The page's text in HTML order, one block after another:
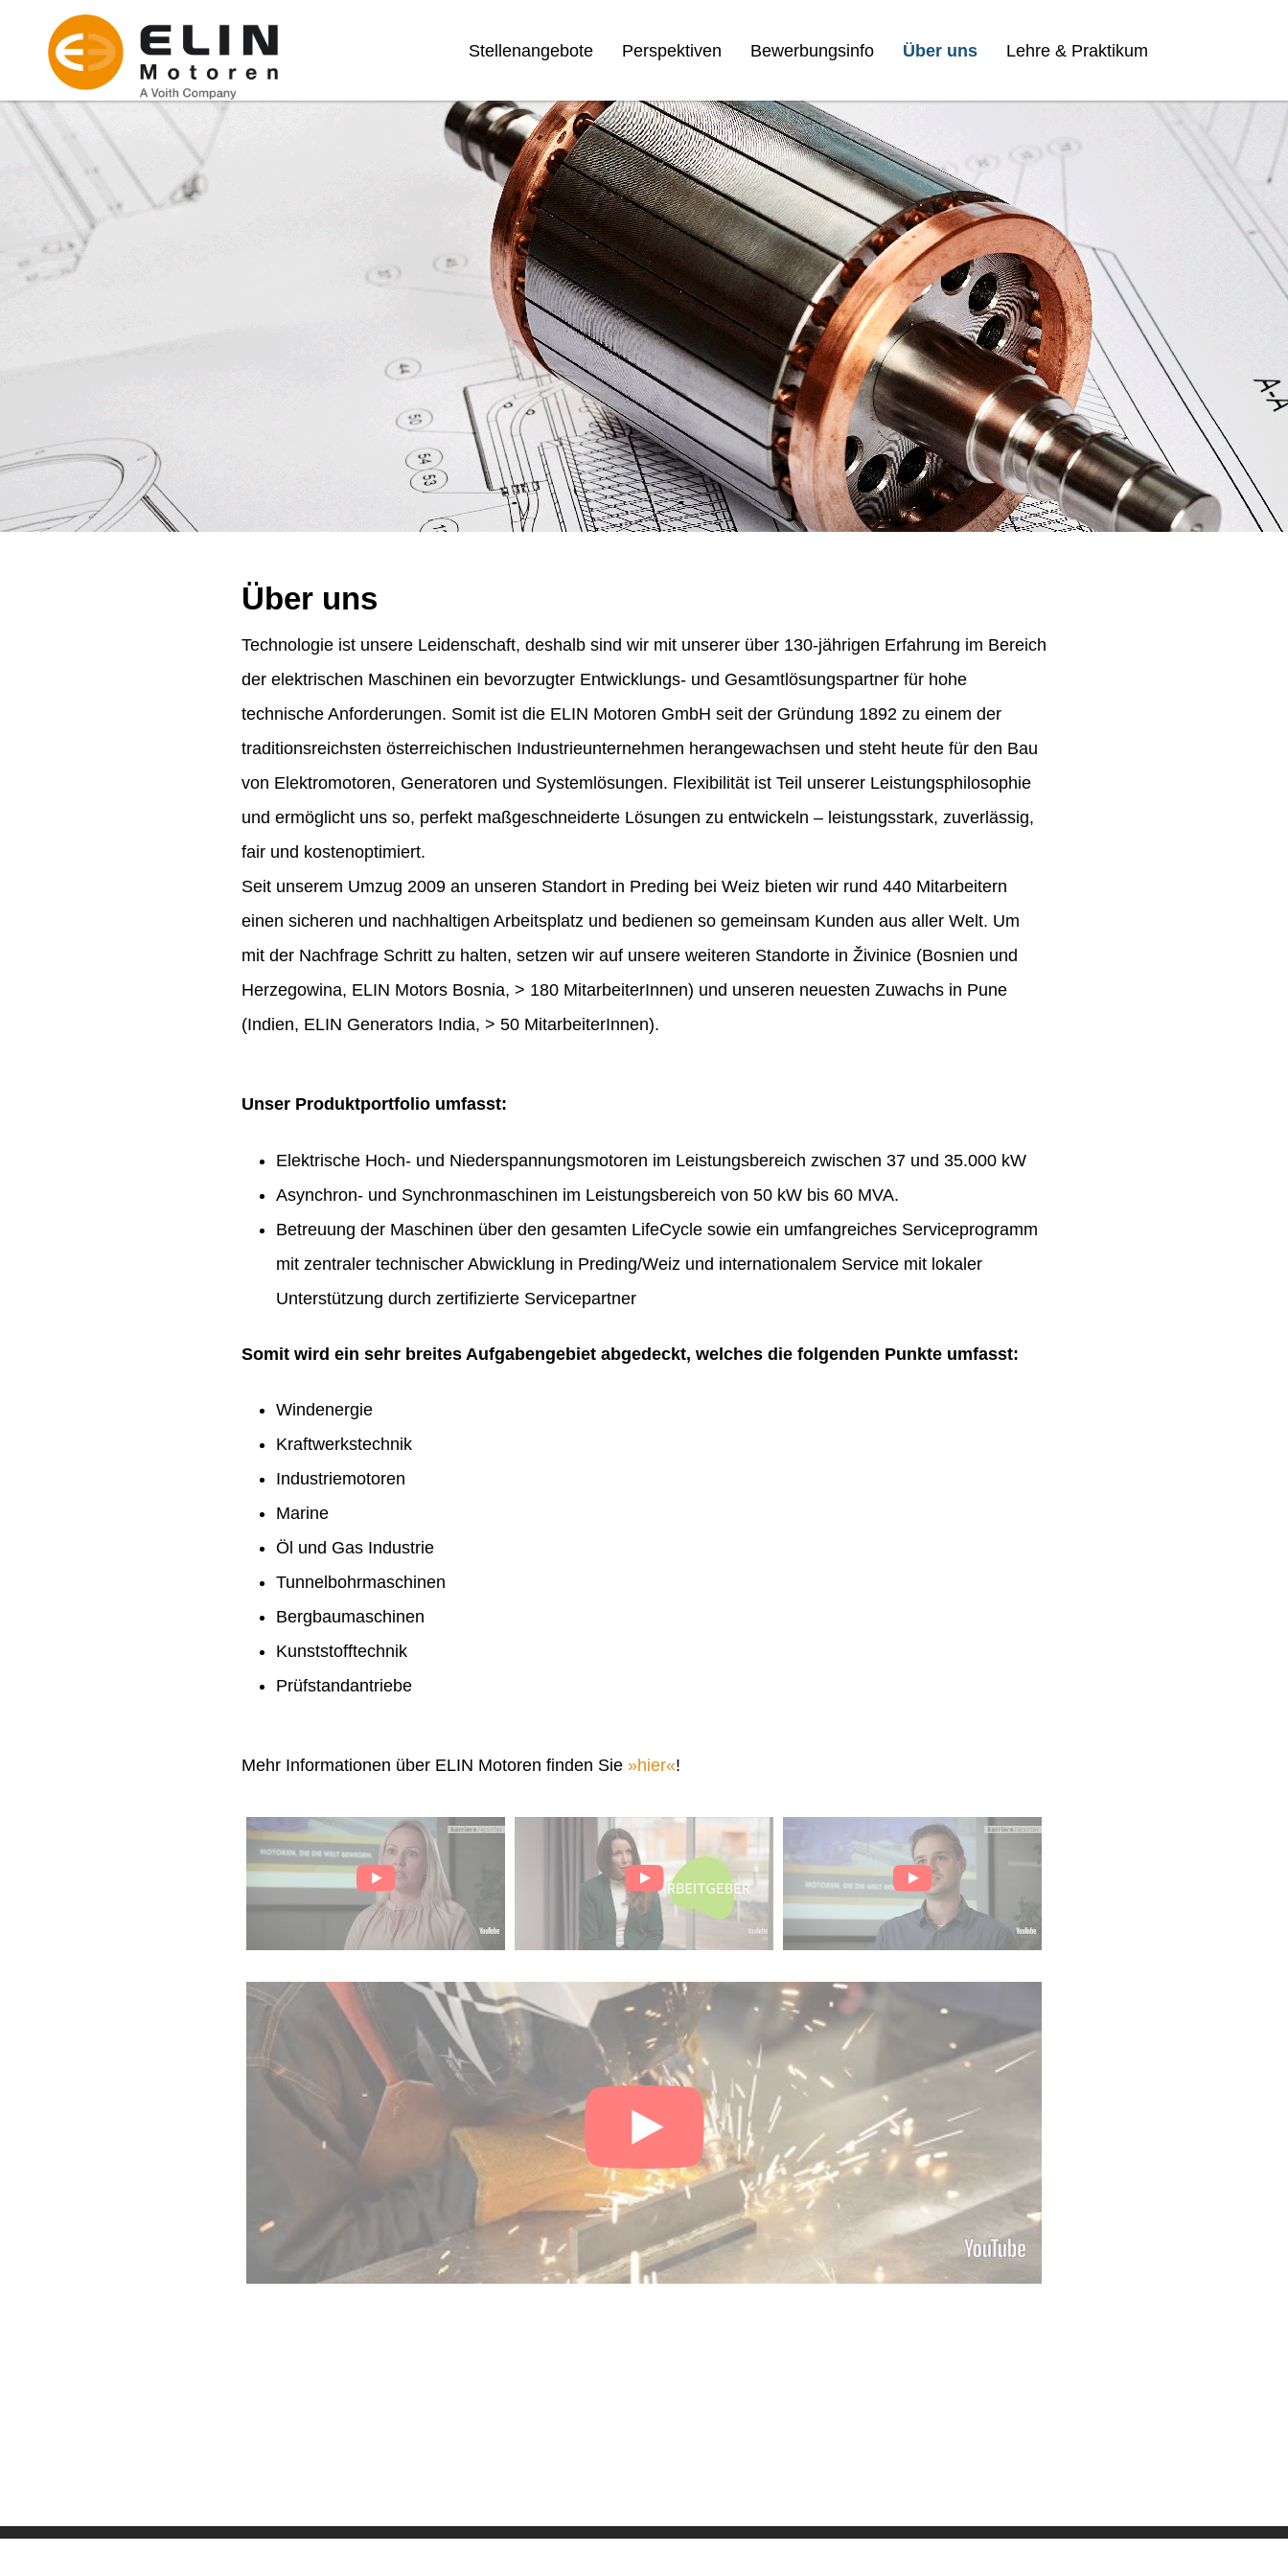
Stellenangebote Perspektiven Bewerbungsinfo Über uns Lehre & Praktikum
Über uns
Technologie ist unsere Leidenschaft, deshalb sind wir mit unserer über 130-jährigen Erfahrung im Bereich
der elektrischen Maschinen ein bevorzugter Entwicklungs- und Gesamtlösungspartner für hohe
technische Anforderungen. Somit ist die ELIN Motoren GmbH seit der Gründung 1892 zu einem der
traditionsreichsten österreichischen Industrieunternehmen herangewachsen und steht heute für den Bau
von Elektromotoren, Generatoren und Systemlösungen. Flexibilität ist Teil unserer Leistungsphilosophie
und ermöglicht uns so, perfekt maßgeschneiderte Lösungen zu entwickeln – leistungsstark, zuverlässig,
fair und kostenoptimiert.
Seit unserem Umzug 2009 an unseren Standort in Preding bei Weiz bieten wir rund 440 Mitarbeitern
einen sicheren und nachhaltigen Arbeitsplatz und bedienen so gemeinsam Kunden aus aller Welt. Um
mit der Nachfrage Schritt zu halten, setzen wir auf unsere weiteren Standorte in Živinice (Bosnien und
Herzegowina, ELIN Motors Bosnia, > 180 MitarbeiterInnen) und unseren neuesten Zuwachs in Pune
(Indien, ELIN Generators India, > 50 MitarbeiterInnen).
Unser Produktportfolio umfasst:
Elektrische Hoch- und Niederspannungsmotoren im Leistungsbereich zwischen 37 und 35.000 kW
Asynchron- und Synchronmaschinen im Leistungsbereich von 50 kW bis 60 MVA.
Betreuung der Maschinen über den gesamten LifeCycle sowie ein umfangreiches Serviceprogramm
mit zentraler technischer Abwicklung in Preding/Weiz und internationalem Service mit lokaler
Unterstützung durch zertifizierte Servicepartner
Somit wird ein sehr breites Aufgabengebiet abgedeckt, welches die folgenden Punkte umfasst:
Windenergie
Kraftwerkstechnik
Industriemotoren
Marine
Öl und Gas Industrie
Tunnelbohrmaschinen
Bergbaumaschinen
Kunststofftechnik
Prüfstandantriebe
Mehr Informationen über ELIN Motoren finden Sie hier !